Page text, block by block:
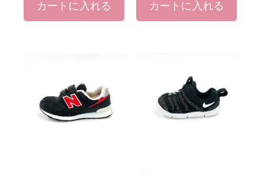
カートに入れる カートに入れる